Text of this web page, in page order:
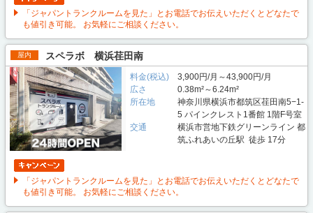
「ジャパントランクルームを見た」とお電話でお伝えいただくとどなたで
も値引き可能。 お気軽にご相談ください。
屋内 スペラボ 横浜荏田南
料金(税込)
3,900円/月～43,900円/月
広さ
0.38m²～6.24m²
所在地
神奈川県横浜市都筑区荏田南5−1-
5 パインクレスト1番館 1階F号室
交通
横浜市営地下鉄グリーンライン 都
筑ふれあいの丘駅 徒歩 17分
「ジャパントランクルームを見た」とお電話でお伝えいただくとどなたで
も値引き可能。 お気軽にご相談ください。